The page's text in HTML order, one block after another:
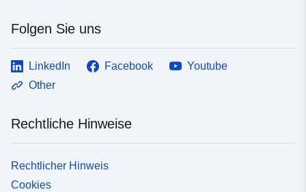
Folgen Sie uns
LinkedIn Facebook
Youtube
Other
Rechtliche Hinweise
Rechtlicher Hinweis
Cookies